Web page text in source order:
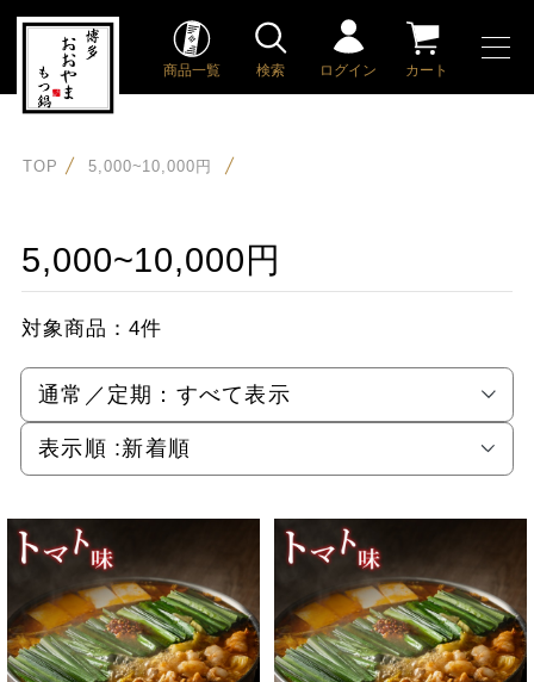
商品一覧 検索 ログイン カート
TOP 5,000~10,000円
5,000~10,000円
対象商品： 4件
通常／定期： すべて表示
表示順 :新着順